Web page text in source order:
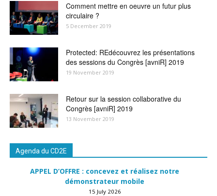
Comment mettre en oeuvre un futur plus
circulaire ?
5 December 2019
Protected: REdécouvrez les présentations
des sessions du Congrès [avniR] 2019
19 November 2019
Retour sur la session collaborative du
Congrès [avniR] 2019
13 November 2019
Agenda du CD2E
APPEL D’OFFRE : concevez et réalisez notre
démonstrateur mobile
15 July 2026